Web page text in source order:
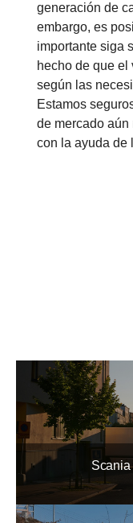
generación de
embargo, es
importante siga
hecho de que
según las
Estamos
de mercado
con la ayuda de
Scania